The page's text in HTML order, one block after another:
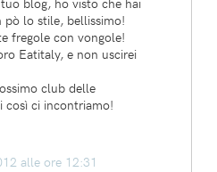
pò lo stile, bellissimo!
fregole con vongole!
Eatitaly, e non uscirei
club delle
così ci incontriamo!
alle ore 12:31